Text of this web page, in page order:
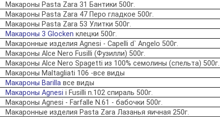
Макароны Pasta Zara 31 Бантики 500г.
Макароны Pasta Zara 47 Перо гладкое 500г.
Макароны Pasta Zara 53 Улитки 500г.
Макароны 3 Glocken клецки 500г.
Макаронные изделия Agnesi - Capelli d` Angelo 500г.
Макароны Alce Nero Fusilli (Фузилли) 500г.
Макароны Alсe Nero Spagetti из 100% семолины (спельта) 500г.
Макароны Maltagliati 106 -все виды
Макароны Barillaвсе виды
Макароны Agnesi i Fusilli n.102 спираль 500г.
Макароны Agnesi - Farfalle N.61 - бабочки 500г.
Макаронные изделия Pasta Zara Лазанья яичная 250г.